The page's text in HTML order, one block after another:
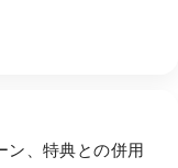
ン、特典との併用